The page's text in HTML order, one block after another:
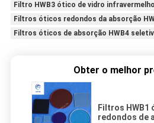
Filtro HWB3 ótico de vidro infravermelho
Filtros óticos redondos da absorção
Filtros óticos de absorção HWB4
Obter o melhor
Filtros
redondos de